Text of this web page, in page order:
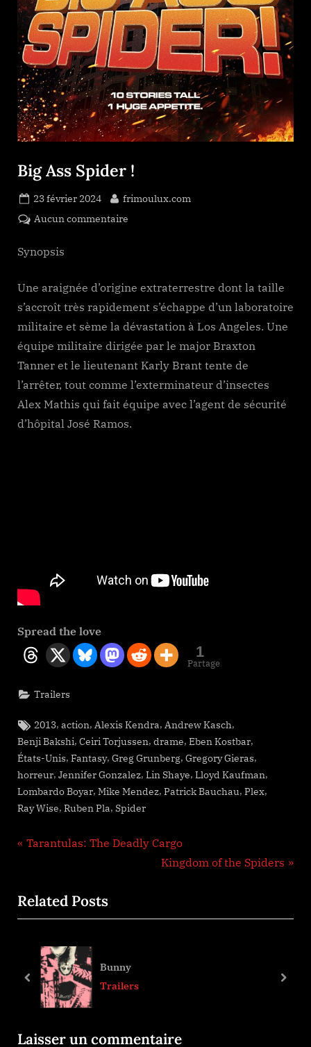
Big Ass Spider !
Posted
on
23 février 2024 By
frimoulux.com
Aucun commentaire
Synopsis
Une araignée d’origine extraterrestre dont la taille
s’accroît très rapidement s’échappe d’un laboratoire
militaire et sème la dévastation à Los Angeles. Une
équipe militaire dirigée par le major Braxton
Tanner et le lieutenant Karly Brant tente de
l’arrêter, tout comme l’exterminateur d’insectes
Alex Mathis qui fait équipe avec l’agent de sécurité
d’hôpital José Ramos.
Spread the love
1
Partage
Trailers
Tags:
2013,action, Alexis Kendra, Andrew Kasch,
Benji Bakshi, Ceiri Torjussen, drame, Eben Kostbar,
États-Unis, Fantasy, Greg Grunberg, Gregory Gieras,
horreur, Jennifer Gonzalez, Lin Shaye, Lloyd Kaufman,
Lombardo Boyar, Mike Mendez, Patrick Bauchau, Plex,
Ray Wise, Ruben Pla, Spider
Navigation
l’article
P
v
i
s
s
Tarantulas: The Deadly Cargo
N
t
Kingdom of the Spiders
Related Posts
Bunny
Trailers
prev next
Laisser un commentaire